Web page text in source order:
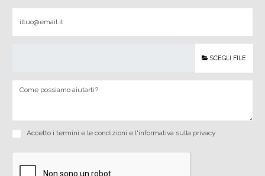
SCEGLI FILE
Accetto i termini e le condizioni e l'informativa sulla privacy